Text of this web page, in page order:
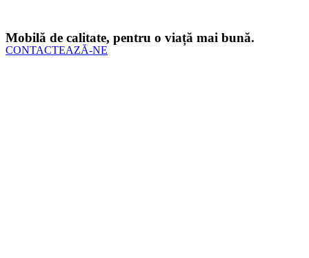
Mobilă de calitate, pentru o viață mai bună.
CONTACTEAZĂ-NE